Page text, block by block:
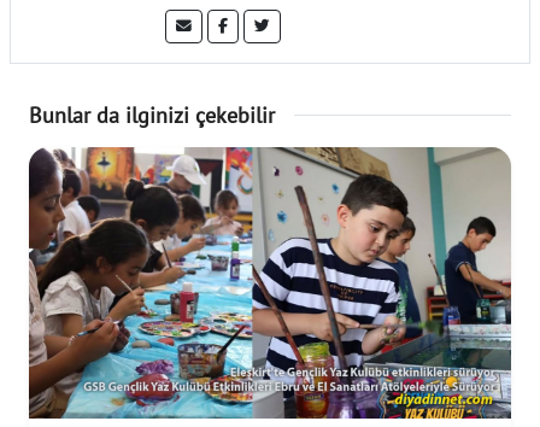
Bunlar da ilginizi çekebilir